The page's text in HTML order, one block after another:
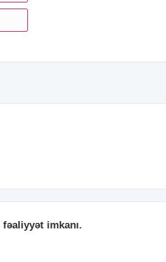
imkanı.